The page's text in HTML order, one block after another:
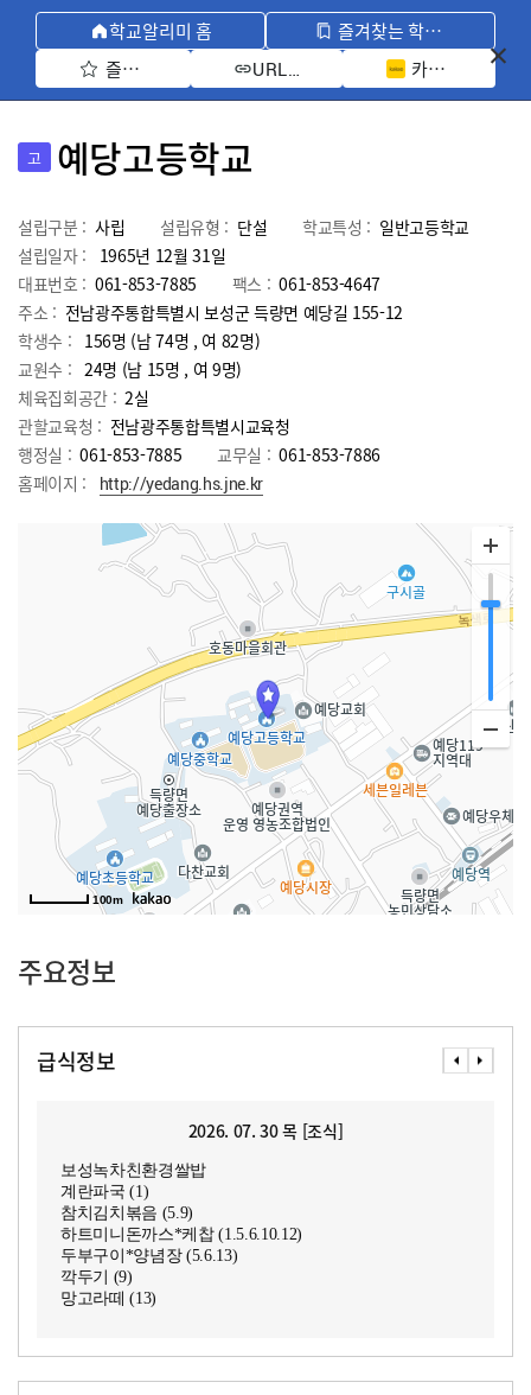
학교알리미 홈
즐겨찾는 학교 모아보기
즐겨찾기 선택
URL 복사 카카오톡 공유
고 예당고등학교
설립구분 : 사립 설립유형 : 단설 학교특성 : 일반고등학교
설립일자 :
1965년 12월 31일
대표번호 : 061-853-7885 팩스 : 061-853-4647
주소 : 전남광주통합특별시 보성군 득량면 예당길 155-12
학생수 : 156명 (남 74명 , 여 82명)
교원수 : 24명 (남 15명 , 여 9명)
체육집회공간 : 2실
관할교육청 : 전남광주통합특별시교육청
행정실 : 061-853-7885 교무실 : 061-853-7886
홈페이지 :
http://yedang.hs.jne.kr
100m
주요정보
급식정보
2026. 07. 30 목 [조식]
보성녹차친환경쌀밥
계란파국 (1)
참치김치볶음 (5.9)
하트미니돈까스*케찹 (1.5.6.10.12)
두부구이*양념장 (5.6.13)
깍두기 (9)
망고라떼 (13)